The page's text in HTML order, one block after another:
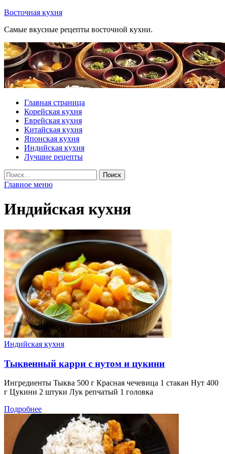
Перейти
содержимому
Восточная кухня
Самые вкусные рецепты восточной кухни.
Главная страница
Корейская кухня
Еврейская кухня
Китайская кухня
Японская кухня
Индийская кухня
Лучшие рецепты
Найти:
Главное меню
Индийская кухня
Индийская кухня
Тыквенный карри с нутом и цукини
Ингредиенты Тыква 500 г Красная чечевица 1 стакан Нут 400
г Цукини 2 штуки Лук репчатый 1 головка
Подробнее